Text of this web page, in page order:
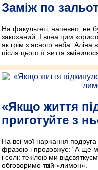
Заміж по
На факультеті, напевно, не
закоханий. І вона цим
як грім з ясного неба: Аліна
після цього її життя
«Якщо життя
приготуйте з
На всі мої нарікання подруга
фразою і продовжує: “А ще
і солі: текілою ми
обговоримо твій «лимон».